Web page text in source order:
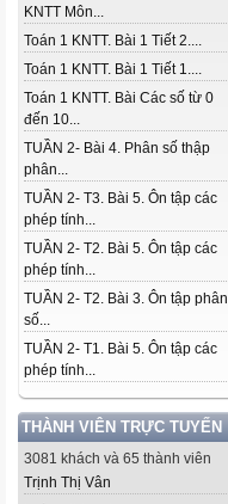
KNTT Môn...
Toán 1 KNTT. Bài 1 Tiết 2....
Toán 1 KNTT. Bài 1 Tiết 1....
Toán 1 KNTT. Bài Các số từ 0
đến 10...
TUẦN 2- Bài 4. Phân số thập
phân...
TUẦN 2- T3. Bài 5. Ôn tập các
phép tính...
TUẦN 2- T2. Bài 5. Ôn tập các
phép tính...
TUẦN 2- T2. Bài 3. Ôn tập phân
số...
TUẦN 2- T1. Bài 5. Ôn tập các
phép tính...
THÀNH VIÊN TRỰC TUYẾN
3081 khách và 65 thành viên
Trịnh Thị Vân